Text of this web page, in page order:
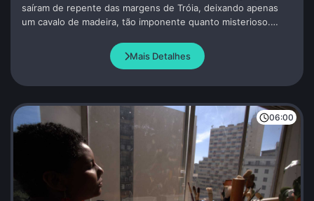
saíram de repente das margens de Tróia, deixando apenas
um cavalo de madeira, tão imponente quanto misterioso.
guerreiros gregos, incluindo Odisseu, que inventou essa
estratégia, permanecem calados e quietos.
Mais Detalhes
06:00